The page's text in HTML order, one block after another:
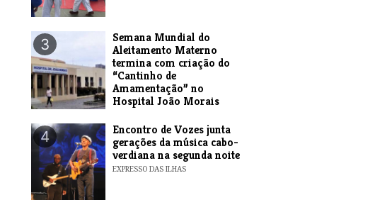
3
Semana Mundial do
Aleitamento Materno
termina com criação do
“Cantinho de
Amamentação” no
Hospital João Morais
4
Encontro de Vozes junta
gerações da música cabo-
verdiana na segunda noite
EXPRESSO DAS ILHAS